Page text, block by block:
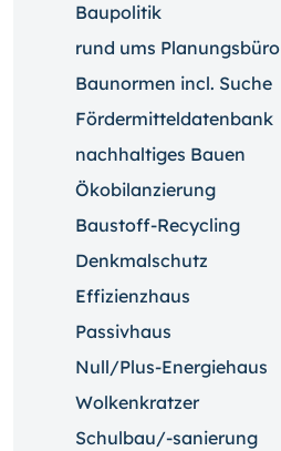
Baupolitik
rund ums Planungsbüro
Baunormen incl. Suche
Fördermitteldatenbank
nachhaltiges Bauen
Ökobilanzierung
Baustoff-Recycling
Denkmalschutz
Effizienzhaus
Passivhaus
Null/Plus-Energiehaus
Wolkenkratzer
Schulbau/-sanierung